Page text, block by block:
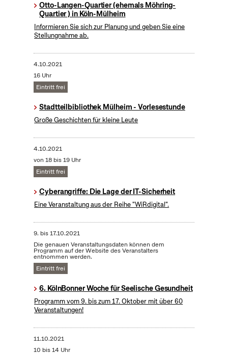
Otto-Langen-Quartier (ehemals Möhring-
Quartier ) in Köln-Mülheim
Informieren Sie sich zur Planung und geben Sie eine
Stellungnahme ab.
4.10.2021
16 Uhr
Eintritt frei
Stadtteilbibliothek Mülheim - Vorlesestunde
Große Geschichten für kleine Leute
4.10.2021
von 18 bis 19 Uhr
Eintritt frei
Cyberangriffe: Die Lage der IT-Sicherheit
Eine Veranstaltung aus der Reihe "WiRdigital".
9. bis17.10.2021
Die genauen Veranstaltungsdaten können dem
Programm auf der Website des Veranstalters
entnommen werden.
Eintritt frei
6. KölnBonner Woche für Seelische Gesundheit
Programm vom 9. bis zum 17. Oktober mit über 60
Veranstaltungen!
11.10.2021
10 bis 14 Uhr